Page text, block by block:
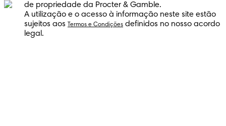
de propriedade da Procter & Gamble.
A utilização e o acesso à informação neste site estão
sujeitos aos
Termos e Condições definidos no nosso acordo
legal.